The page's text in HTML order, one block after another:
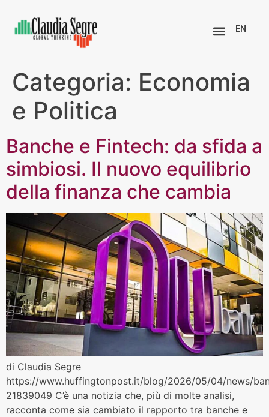
EN
Categoria: Economia
e Politica
Banche e Fintech: da sfida a
simbiosi. Il nuovo equilibrio
della finanza che cambia
di Claudia Segre
https://www.huffingtonpost.it/blog/2026/05/04/news/
21839049 C’è una notizia che, più di molte analisi,
racconta come sia cambiato il rapporto tra banche e